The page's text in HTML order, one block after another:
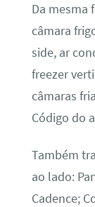
Da mesma
câmara
side, ar
freezer
câmaras
Código do
Também
ao lado:
Cadence;